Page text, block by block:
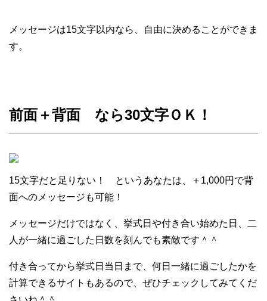
メッセージは15文字以内なら、自由に決めることができま
す。
前面＋背面 なら30文字ＯＫ！
15文字だと足りない！ というあなたは、＋1,000円で背
面へのメッセージも可能！
メッセージだけではなく、挙式日や付き合い始めた日、二
人が一緒に過ごした日数を刻んでも素敵です＾＾
付き合ってから挙式日当日まで、何日一緒に過ごしたかを
計算できるサイトもあるので、ぜひチェックしてみてくだ